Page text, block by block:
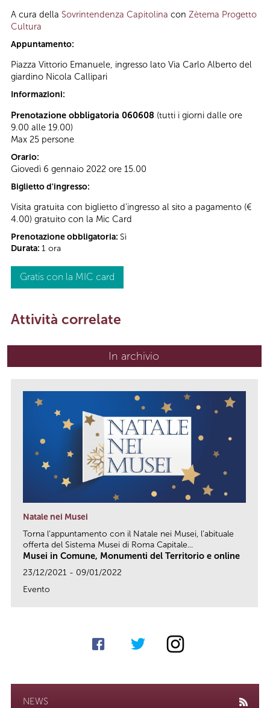
A cura della Sovrintendenza Capitolina con Zètema Progetto
Cultura
Appuntamento:
Piazza Vittorio Emanuele, ingresso lato Via Carlo Alberto del
giardino Nicola Callipari
Informazioni:
Prenotazione obbligatoria 060608 (tutti i giorni dalle ore
9.00 alle 19.00)
Max 25 persone
Orario:
Giovedì 6 gennaio 2022 ore 15.00
Biglietto d'ingresso:
Visita gratuita con biglietto d'ingresso al sito a pagamento (€
4.00) gratuito con la Mic Card
Prenotazione obbligatoria: Sì
Durata: 1 ora
Gratis con la MIC card
Attività correlate
In archivio
Natale nei Musei
Torna l’appuntamento con il Natale nei Musei, l’abituale
offerta del Sistema Musei di Roma Capitale...
Musei in Comune, Monumenti del Territorio e online
23/12/2021 - 09/01/2022
Evento
NEWS